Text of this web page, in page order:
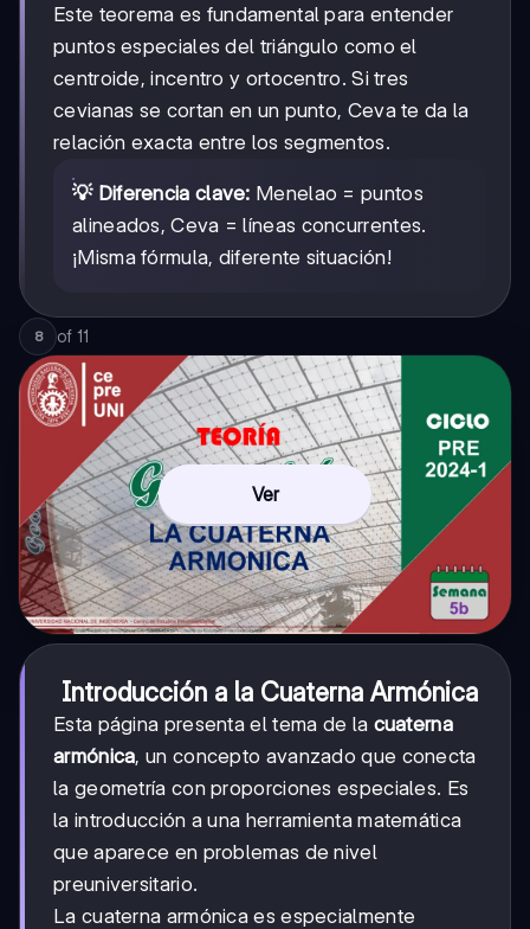
Este teorema es fundamental para entender
puntos especiales del triángulo como el
centroide, incentro y ortocentro. Si tres
cevianas se cortan en un punto, Ceva te da la
relación exacta entre los segmentos.
💡 Diferencia clave: Menelao = puntos
alineados, Ceva = líneas concurrentes.
¡Misma fórmula, diferente situación!
8 of 11
Ver
Introducción a la Cuaterna Armónica
Esta página presenta el tema de la cuaterna
armónica, un concepto avanzado que conecta
la geometría con proporciones especiales. Es
la introducción a una herramienta matemática
que aparece en problemas de nivel
preuniversitario.
La cuaterna armónica es especialmente